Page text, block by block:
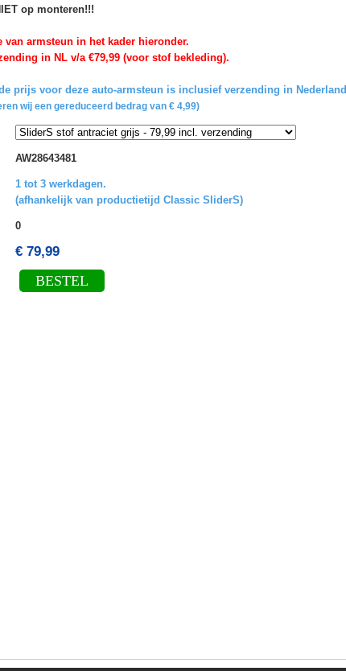
op monteren!!!
van armsteun in het kader hieronder.
in NL v/a €79,99 (voor stof bekleding).
prijs voor deze auto-armsteun is inclusief verzending in Nederland
wij een gereduceerd bedrag van € 4,99)
AW28643481
1 tot 3 werkdagen.
(afhankelijk van productietijd Classic SliderS)
0
€ 79,99
BESTEL